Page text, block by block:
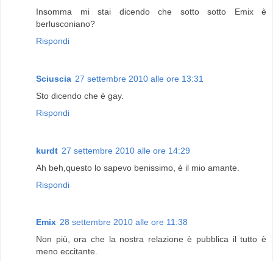
Insomma mi stai dicendo che sotto sotto Emix è
berlusconiano?
Rispondi
Sciuscia 27 settembre 2010 alle ore 13:31
Sto dicendo che è gay.
Rispondi
kurdt 27 settembre 2010 alle ore 14:29
Ah beh,questo lo sapevo benissimo, è il mio amante.
Rispondi
Emix 28 settembre 2010 alle ore 11:38
Non più, ora che la nostra relazione è pubblica il tutto è
meno eccitante.